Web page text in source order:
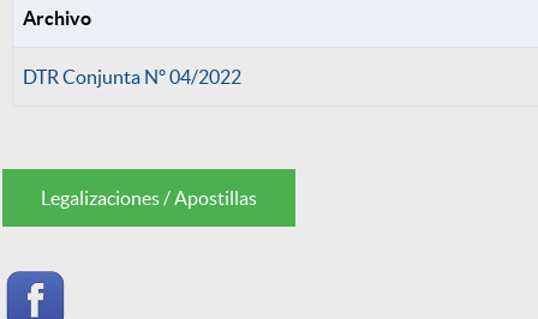
Archivo
DTR Conjunta Nº 04/2022